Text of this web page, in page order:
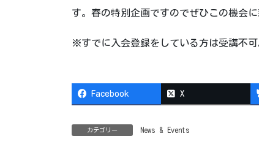
す。春の特別企画ですのでぜひこの機会に
※すでに入会登録をしている方は受講不可
Facebook X
カテゴリー News & Events